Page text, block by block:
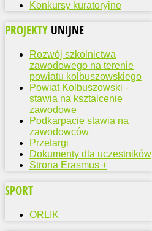
Konkursy kuratoryjne
PROJEKTY UNIJNE
Rozwój szkolnictwa
zawodowego na terenie
powiatu kolbuszowskiego
Powiat Kolbuszowski -
stawia na ksztalcenie
zawodowe
Podkarpacie stawia na
zawodowców
Przetargi
Dokumenty dla uczestników
Strona Erasmus +
SPORT
ORLIK